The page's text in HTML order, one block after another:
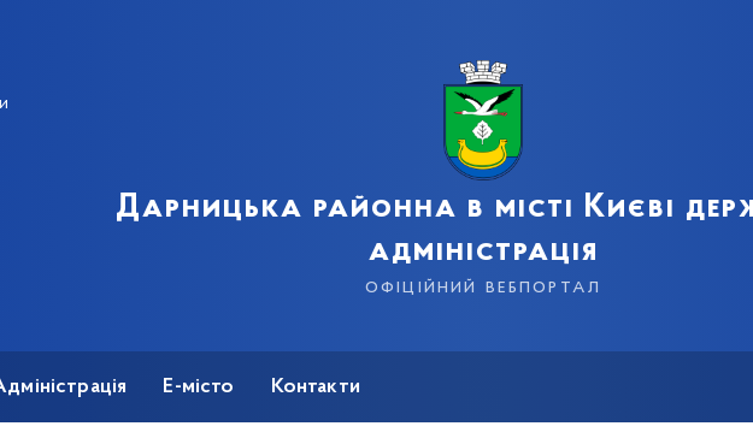
Дарницька районна в місті Києві
адміністрація
офіційний вебпортал
Е-місто Контакти